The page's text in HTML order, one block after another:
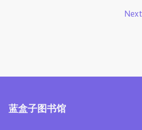
蓝盒子图书馆